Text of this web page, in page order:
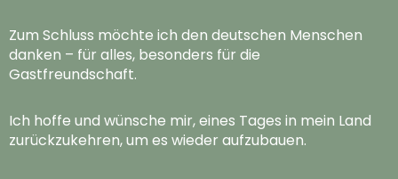
Zum Schluss möchte ich den deutschen Menschen
danken – für alles, besonders für die
Gastfreundschaft.
Ich hoffe und wünsche mir, eines Tages in mein Land
zurückzukehren, um es wieder aufzubauen.